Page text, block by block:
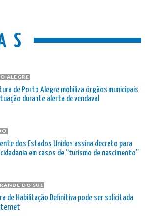
ALEGRE
de Porto Alegre mobiliza órgãos municipais
durante alerta de vendaval
dos Estados Unidos assina decreto para
em casos de “turismo de nascimento”
DO SUL
de Habilitação Definitiva pode ser solicitada